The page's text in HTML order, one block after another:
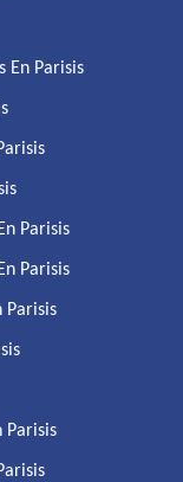
En Parisis
Parisis
Parisis
Parisis
Parisis